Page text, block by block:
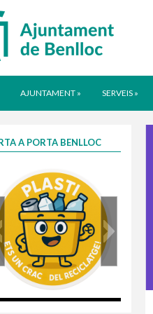
AJUNTAMENT » SERVEIS »
A PORTA BENLLOC